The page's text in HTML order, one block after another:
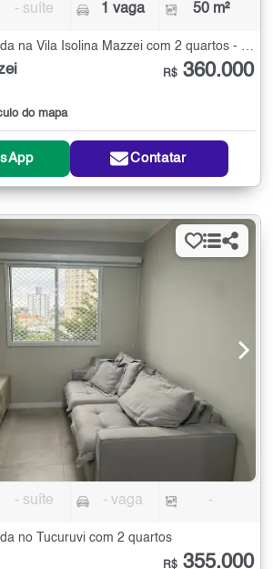
- suíte 1 vaga 50 m²
do mapa
R$ 360.000
Contatar
- suíte - vaga -
no Tucuruvi com 2 quartos
R$ 355.000